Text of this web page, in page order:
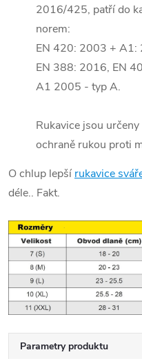
2016/425, patří do
norem:
EN 420: 2003 + A1:
EN 388: 2016, EN
A1 2005 - typ A.
Rukavice jsou
ochraně rukou proti
O chlup lepší rukavice
déle.. Fakt.
Parametry produktu